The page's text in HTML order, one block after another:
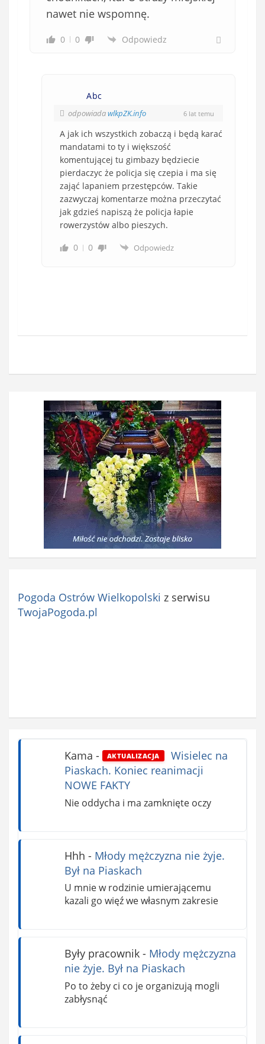
nawet nie wspomnę.
0 0 Odpowiedz
Abc
odpowiadawlkpZK.info 6 lat temu
A jak ich wszystkich zobaczą i będą karać
mandatami to ty i większość
komentującej tu gimbazy będziecie
pierdaczyc że policja się czepia i ma się
zająć lapaniem przestępców. Takie
zazwyczaj komentarze można przeczytać
jak gdzieś napiszą że policja łapie
rowerzystów albo pieszych.
0
0 Odpowiedz
Pogoda Ostrów Wielkopolski z serwisu
TwojaPogoda.pl
Kama - AKTUALIZACJA
Wisielec na
Piaskach. Koniec reanimacji
NOWE FAKTY
Nie oddycha i ma zamknięte oczy
Hhh - Młody mężczyzna nie żyje.
Był na Piaskach
U mnie w rodzinie umierającemu
kazali go więź we własnym zakresie
Były pracownik- Młody mężczyzna
nie żyje. Był na Piaskach
Po to żeby ci co je organizują mogli
zabłysnąć